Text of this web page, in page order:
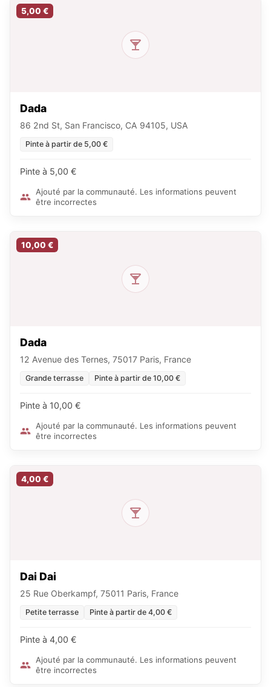
5,00 €
Dada
86 2nd St, San Francisco, CA 94105, USA
Pinte à partir de 5,00 €
Pinte à 5,00 €
Ajouté par la communauté. Les informations peuvent
être incorrectes
10,00 €
Dada
12 Avenue des Ternes, 75017 Paris, France
Grande terrasse Pinte à partir de 10,00 €
Pinte à 10,00 €
Ajouté par la communauté. Les informations peuvent
être incorrectes
4,00 €
Dai Dai
25 Rue Oberkampf, 75011 Paris, France
Petite terrasse Pinte à partir de 4,00 €
Pinte à 4,00 €
Ajouté par la communauté. Les informations peuvent
être incorrectes